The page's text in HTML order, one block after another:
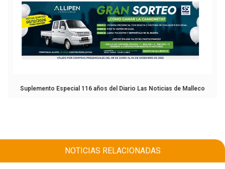
Suplemento Especial 116 años del Diario Las Noticias de Malleco
NOTICIAS RELACIONADAS